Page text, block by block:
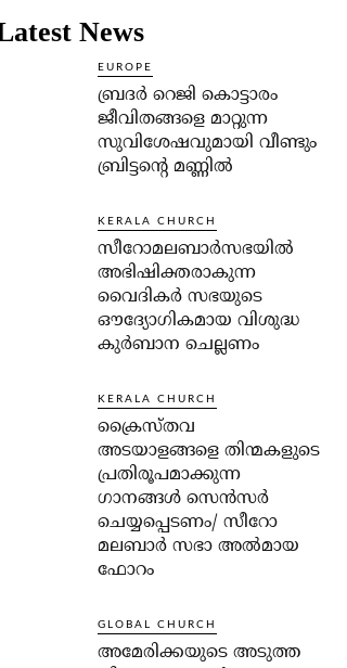
News
EUROPE
ബ്രദർ റെജി കൊട്ടാരം
ജീവിതങ്ങളെ മാറ്റുന്ന
സുവിശേഷവുമായി വീണ്ടും
ബ്രിട്ടന്റെ മണ്ണിൽ
KERALA CHURCH
സീറോമലബാർസഭയിൽ
അഭിഷിക്തരാകുന്ന
വൈദികർ സഭയുടെ
ഔദ്യോഗികമായ വിശുദ്ധ
കുർബാന ചെല്ലണം
KERALA CHURCH
ക്രൈസ്തവ
അടയാളങ്ങളെ തിന്മകളുടെ
പ്രതിരൂപമാക്കുന്ന
ഗാനങ്ങൾ സെൻസർ
ചെയ്യപ്പെടണം/ സീറോ
മലബാർ സഭാ അൽമായ
ഫോറം
GLOBAL CHURCH
അമേരിക്കയുടെ അടുത്ത